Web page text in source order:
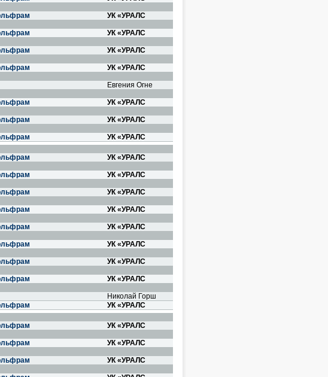
УК «УРАЛС
УК «УРАЛС
УК «УРАЛС
УК «УРАЛС
Евгения Огне
УК «УРАЛС
УК «УРАЛС
УК «УРАЛС
УК «УРАЛС
УК «УРАЛС
УК «УРАЛС
УК «УРАЛС
УК «УРАЛС
УК «УРАЛС
УК «УРАЛС
УК «УРАЛС
Николай Горш
УК «УРАЛС
УК «УРАЛС
УК «УРАЛС
УК «УРАЛС